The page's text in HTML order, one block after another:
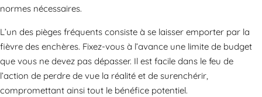
normes nécessaires.
L’un des pièges fréquents consiste à se laisser emporter par la
fièvre des enchères. Fixez-vous à l’avance une limite de budget
que vous ne devez pas dépasser. Il est facile dans le feu de
l’action de perdre de vue la réalité et de surenchérir,
compromettant ainsi tout le bénéfice potentiel.